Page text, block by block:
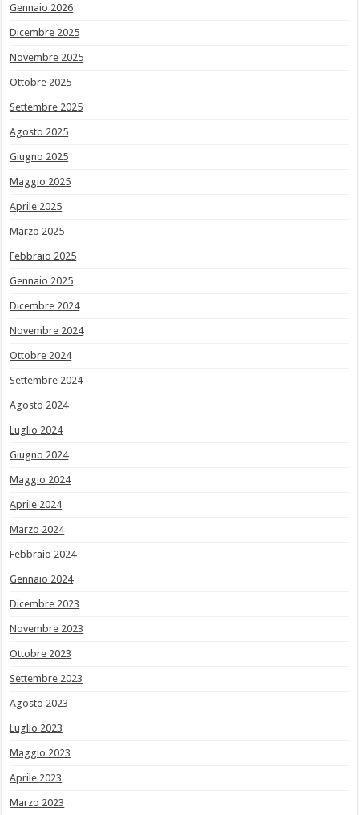
Gennaio 2026
Dicembre 2025
Novembre 2025
Ottobre 2025
Settembre 2025
Agosto 2025
Giugno 2025
Maggio 2025
Aprile 2025
Marzo 2025
Febbraio 2025
Gennaio 2025
Dicembre 2024
Novembre 2024
Ottobre 2024
Settembre 2024
Agosto 2024
Luglio 2024
Giugno 2024
Maggio 2024
Aprile 2024
Marzo 2024
Febbraio 2024
Gennaio 2024
Dicembre 2023
Novembre 2023
Ottobre 2023
Settembre 2023
Agosto 2023
Luglio 2023
Maggio 2023
Aprile 2023
Marzo 2023